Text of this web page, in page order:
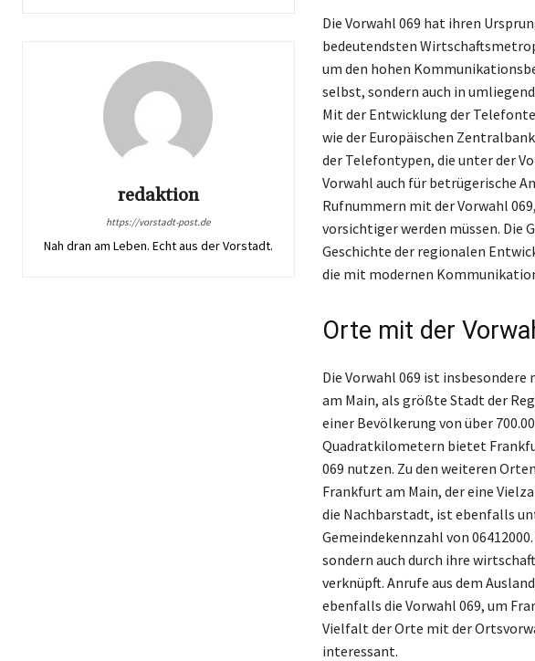
redaktion
https://vorstadt-post.de
Nah dran am Leben. Echt aus der Vorstadt.
Die Vorwahl 069 hat ihren
bedeutendsten
um den hohen
selbst, sondern auch in
Mit der Entwicklung der
wie der Europäischen
der Telefontypen, die unter der
Vorwahl auch für betrügerische
Rufnummern mit der Vorwahl
vorsichtiger werden müssen. Die
Geschichte der regionalen
die mit modernen
Orte mit der
Die Vorwahl 069 ist
am Main, als größte Stadt der
einer Bevölkerung von über
Quadratkilometern bietet
069 nutzen. Zu den weiteren
Frankfurt am Main, der eine
die Nachbarstadt, ist ebenfalls
Gemeindekennzahl von
sondern auch durch ihre
verknüpft. Anrufe aus dem
ebenfalls die Vorwahl 069, um
Vielfalt der Orte mit der
interessant.